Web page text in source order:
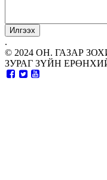
.
© 2024 ОН. ГАЗАР
ЗУРАГ ЗҮЙН